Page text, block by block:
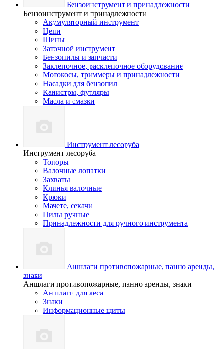
Бензоинструмент и принадлежности
Бензоинструмент и принадлежности
Акумуляторный инструмент
Цепи
Шины
Заточной инструмент
Бензопилы и запчасти
Заклепочное, расклепочное оборудование
Мотокосы, триммеры и принадлежности
Насадки для бензопил
Канистры, футляры
Масла и смазки
Инструмент лесоруба
Инструмент лесоруба
Топоры
Валочные лопатки
Захваты
Клинья валочные
Крюки
Мачете, секачи
Пилы ручные
Принадлежности для ручного инструмента
Аншлаги противопожарные, панно аренды,
знаки
Аншлаги противопожарные, панно аренды, знаки
Аншлаги для леса
Знаки
Информационные щиты